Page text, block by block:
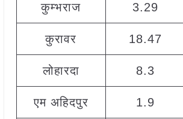
कुम्भराज 3.29
कुरावर 18.47
लोहारदा 8.3
एम अहिदपुर 1.9